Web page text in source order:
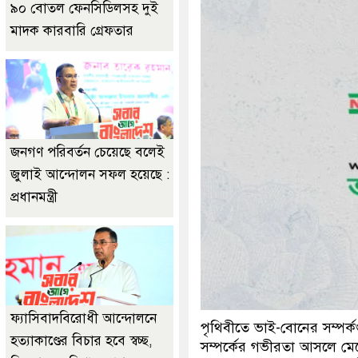
গ্রেফতার করেছে মিরপুর মডেল থানা পুলিশ
পৃথিবীতে ভাই-বোনের
সম্পর্কের গভীরতা আসলে
৯০ বোতল ফেনসিডিলসহ দুই
মাদক কারবারি গ্রেফতার
জনগণ পরিবর্তন চেয়েছে বলেই
জুলাই আন্দোলন সফল হয়েছে :
প্রধানমন্ত্রী
ফ্যাসিবাদবিরোধী আন্দোলনে
হত্যাকাণ্ডের বিচার হবে স্বচ্ছ,